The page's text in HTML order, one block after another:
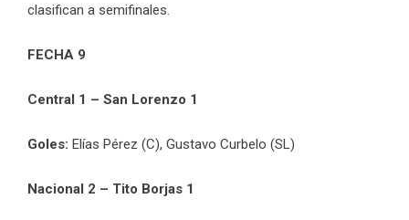
clasifican a semifinales.
FECHA 9
Central 1 – San Lorenzo 1
Goles: Elías Pérez (C), Gustavo Curbelo (SL)
Nacional 2 – Tito Borjas 1